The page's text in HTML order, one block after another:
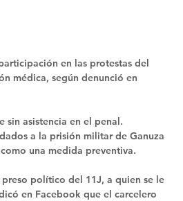
en las protestas del
médica, según denunció en
sin asistencia en el penal.
a la prisión militar de Ganuza
una medida preventiva.
político del 11J, a quien se le
en Facebook que el carcelero